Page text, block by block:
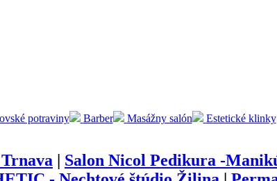
potraviny
Barber Masážny salón
Estetické klinky
Salon Nicol Pedikura -